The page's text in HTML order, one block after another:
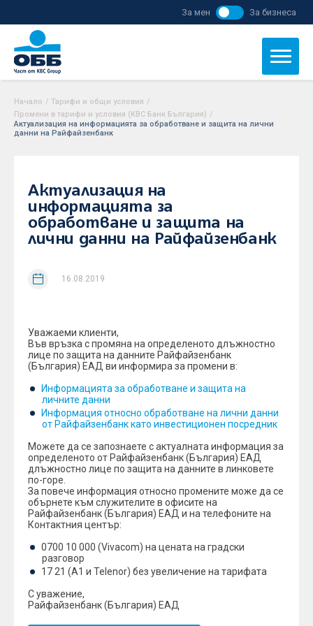
За мен За бизнеса
Начало / Тарифи и общи условия /
Промени в тарифи и условия (KBC Банк България) /
Актуализация на информацията за обработване и защита на лични
данни на Райфайзенбанк
Актуализация на
информацията за
обработване и защита на
лични данни на Райфайзенбанк
16.08.2019
Уважаеми клиенти,
Във връзка с промяна на определеното длъжностно
лице по защита на данните Райфайзенбанк
(България) ЕАД ви информира за промени в:
Информацията за обработване и защита на
личните данни
Информация относно обработване на лични данни
от Райфайзенбанк като инвестиционен посредник
Можете да се запознаете с актуалната информация за
определеното от Райфайзенбанк (България) ЕАД
длъжностно лице по защита на данните в линковете
по-горе.
За повече информация относно промените може да се
обърнете към служителите в офисите на
Райфайзенбанк (България) ЕАД и на телефоните на
Контактния център:
0700 10 000 (Vivacom) на цената на градски
разговор
17 21 (A1 и Telenor) без увеличение на тарифата
С уважение,
Райфайзенбанк (България) ЕАД